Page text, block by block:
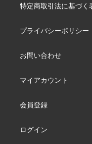
特定商取引法に基づく
プライバシーポリシー
お問い合わせ
マイアカウント
会員登録
ログイン